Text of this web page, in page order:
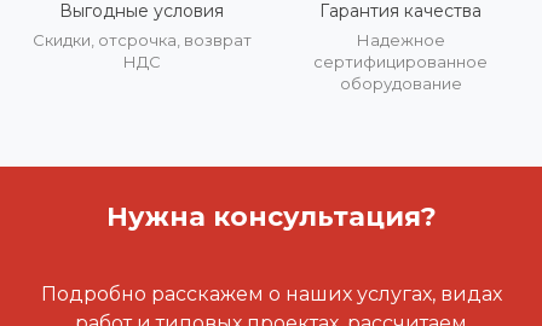
Выгодные условия
Скидки, отсрочка, возврат
НДС
Гарантия качества
Надежное
сертифицированное
оборудование
Нужна консультация?
Подробно расскажем о наших услугах, видах